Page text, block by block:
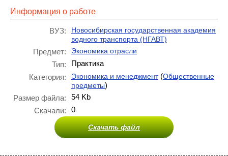
Информация о работе
ВУЗ:
Новосибирская государственная академия
водного транспорта (НГАВТ)
Предмет: Экономика отрасли
Тип:
Практика
Категория:
Экономика и менеджмент(Общественные
предметы)
Размер файла:
54 Kb
Скачали:
0
Скачать файл